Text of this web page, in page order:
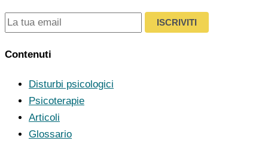
ISCRIVITI
Contenuti
Disturbi psicologici
Psicoterapie
Articoli
Glossario